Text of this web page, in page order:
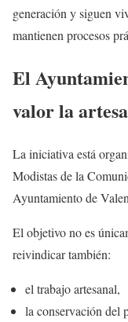
generación y siguen
mantienen procesos
El
valor la
La iniciativa está
Modistas de la
Ayuntamiento de
El objetivo no es
reivindicar también:
el trabajo artesanal,
la conservación del